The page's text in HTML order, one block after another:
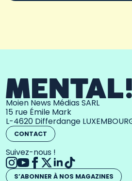
Moien News Médias SARL
15 rue Émile Mark
L-4620 Differdange
CONTACT
Suivez-nous !
S’ABONNER À NOS MAGAZINES